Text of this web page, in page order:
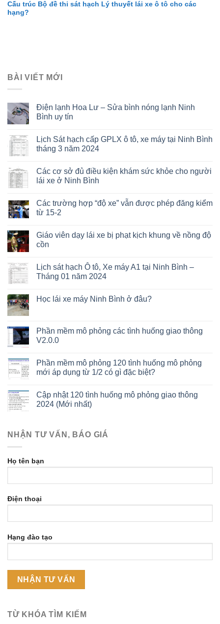
Cấu trúc Bộ đề thi sát hạch Lý thuyết lái xe ô tô cho các
hạng?
BÀI VIẾT MỚI
Điện lạnh Hoa Lư – Sửa bình nóng lạnh Ninh
Bình uy tín
Lịch Sát hạch cấp GPLX ô tô, xe máy tại Ninh Bình
tháng 3 năm 2024
Các cơ sở đủ điều kiện khám sức khỏe cho người
lái xe ở Ninh Bình
Các trường hợp “độ xe” vẫn được phép đăng kiểm
từ 15-2
Giáo viên dạy lái xe bị phạt kịch khung về nồng độ
cồn
Lịch sát hạch Ô tô, Xe máy A1 tại Ninh Bình –
Tháng 01 năm 2024
Học lái xe máy Ninh Bình ở đâu?
Phần mềm mô phỏng các tình huống giao thông
V2.0.0
Phần mềm mô phỏng 120 tình huống mô phỏng
mới áp dụng từ 1/2 có gì đặc biệt?
Cập nhật 120 tình huống mô phỏng giao thông
2024 (Mới nhất)
NHẬN TƯ VẤN, BÁO GIÁ
Họ tên bạn
Điện thoại
Hạng đào tạo
TỪ KHÓA TÌM KIẾM